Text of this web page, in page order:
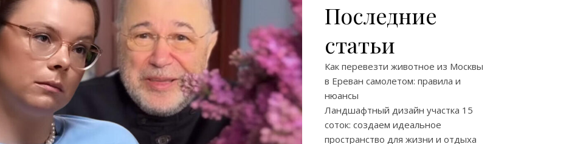
Последние
статьи
Как перевезти животное из Москвы
в Ереван самолетом: правила и
нюансы
Ландшафтный дизайн участка 15
соток: создаем идеальное
пространство для жизни и отдыха